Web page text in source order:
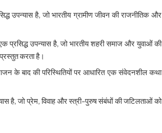
उपन्यास है, जो भारतीय ग्रामीण जीवन की राजनीतिक और
एक प्रसिद्ध उपन्यास है, जो भारतीय शहरी समाज और युवाओं की
करता है।
के बाद की परिस्थितियों पर आधारित एक संवेदनशील कथा
है, जो प्रेम, विवाह और स्त्री-पुरुष संबंधों की जटिलताओं को